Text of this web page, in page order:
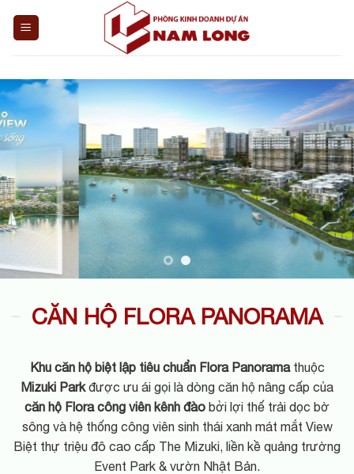
CĂN HỘ FLORA PANORAMA
Khu căn hộ biệt lập tiêu chuẩn Flora Panoramathuộc
Mizuki Parkđược ưu ái gọi là dòng căn hộ nâng cấp của
căn hộ Flora công viên kênh đào bởi lợi thế trải dọc bờ
sông và hệ thống công viên sinh thái xanh mát mắt View
Biệt thự triệu đô cao cấp The Mizuki, liền kề quảng trường
Event Park & vườn Nhật Bản.